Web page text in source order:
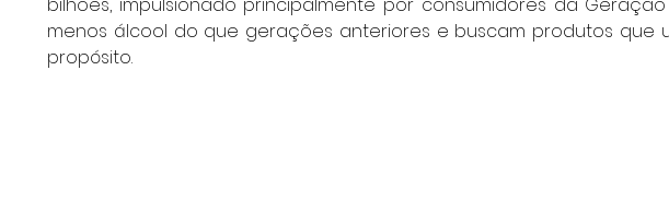
bilhões, impulsionado principalmente por consumidores da
menos álcool do que gerações anteriores e buscam produtos que
propósito.